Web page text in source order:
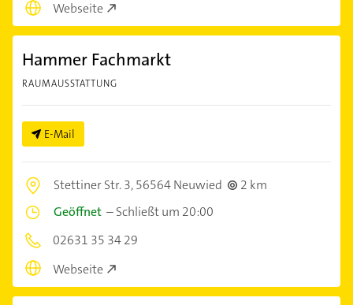
Webseite
Hammer Fachmarkt
RAUMAUSSTATTUNG
E-Mail
Stettiner Str. 3,56564 Neuwied
2 km
Geöffnet –Schließt um 20:00
02631 35 34 29
Webseite